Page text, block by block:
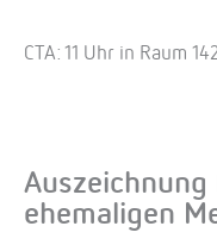
CTA: 11 Uhr in Raum 142
ehemaligen